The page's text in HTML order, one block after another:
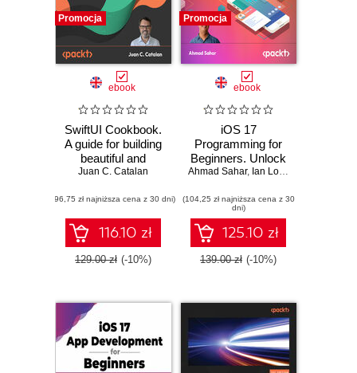
Promocja
ebook
SwiftUI Cookbook.
A guide for building
beautiful and
interactive SwiftUI
Juan C. Catalan
(96,75 zł najniższa cena z 30 dni)
116.10 zł
129.00 zł (-10%)
Promocja
ebook
iOS 17
Programming for
Beginners. Unlock
the world of iOS
Swift 5.9, Xcode
15, and iOS 17 –
your path to App
Store success -
Eight Edition
Ahmad Sahar, Ian Lockett
(104,25 zł najniższa cena z 30
dni)
125.10 zł
139.00 zł (-10%)